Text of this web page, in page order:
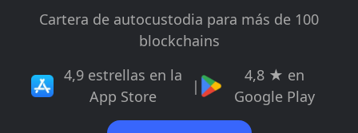
Cartera de autocustodia para más de 100
blockchains
4,9 estrellas en la
App Store
|
4,8 ★ en
Google Play